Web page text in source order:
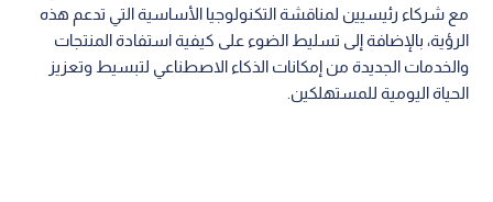
مع شركاء رئيسيين لمناقشة التكنولوجيا الأساسية التي تدعم هذه
الرؤية، بالإضافة إلى تسليط الضوء على كيفية استفادة المنتجات
والخدمات الجديدة من إمكانات الذكاء الاصطناعي لتبسيط وتعزيز
الحياة اليومية للمستهلكين.